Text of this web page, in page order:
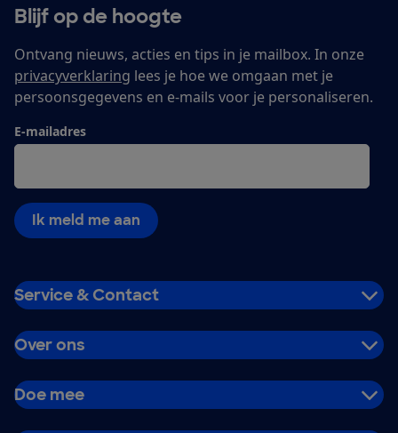
Blijf op de hoogte
Ontvang nieuws, acties en tips in je mailbox. In onze
privacyverklaring lees je hoe we omgaan met je
persoonsgegevens en e-mails voor je personaliseren.
E-mailadres
Ik meld me aan
Service & Contact
Over ons
Doe mee